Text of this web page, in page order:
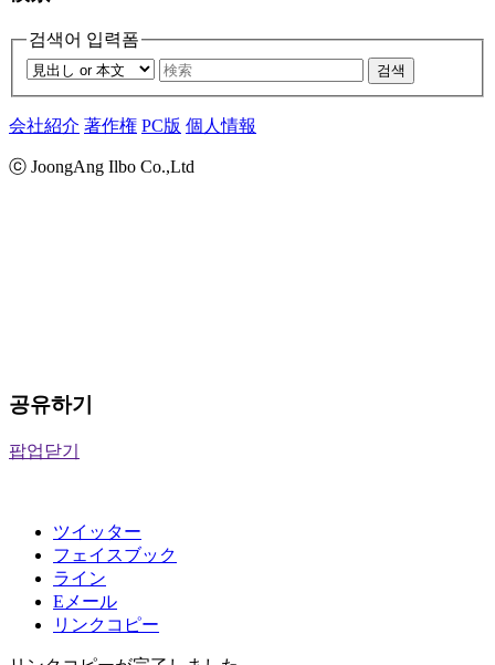
검색어 입력폼
검색
会社紹介 著作権 PC版 個人情報
ⓒ JoongAng Ilbo Co.,Ltd
공유하기
팝업닫기
ツイッター
フェイスブック
ライン
Eメール
リンクコピー